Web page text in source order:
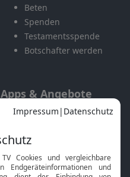
Beten
Spenden
Testamentsspende
Botschafter werden
Apps & Angebote
Mobile App
Smart TV